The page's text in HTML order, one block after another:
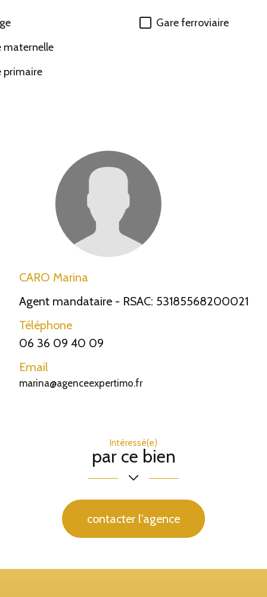
maternelle
primaire
Gare ferroviaire
CARO Marina
Agent mandataire - RSAC: 53185568200021
Téléphone
06 36 09 40 09
Email
marina@agenceexpertimo.fr
Intéressé(e)
par ce bien
contacter l'agence